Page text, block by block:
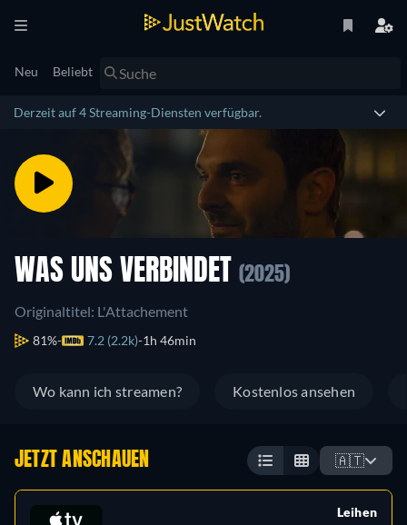
Neu Beliebt
Derzeit auf 4 Streaming-Diensten verfügbar.
WAS UNS VERBINDET (2025)
Originaltitel: L'Attachement
81% 7.2 (2.2k) 1h 46min
Wo kann ich streamen? Kostenlos ansehen
JETZT ANSCHAUEN 🇦🇹
Leihen